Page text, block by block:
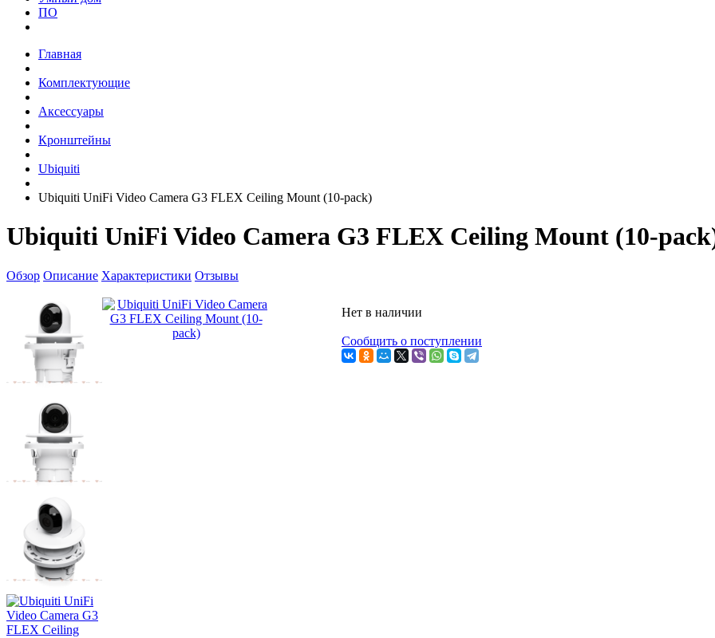
ПО
Главная
Комплектующие
Аксессуары
Кронштейны
Ubiquiti
Ubiquiti UniFi Video Camera G3 FLEX Ceiling Mount (10-pack)
Ubiquiti UniFi Video Camera G3 FLEX Ceiling Mount (10-
Обзор Описание Характеристики Отзывы
Нет в наличии
Сообщить о поступлении